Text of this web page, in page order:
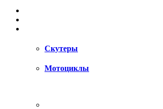
Скутеры
Мотоциклы